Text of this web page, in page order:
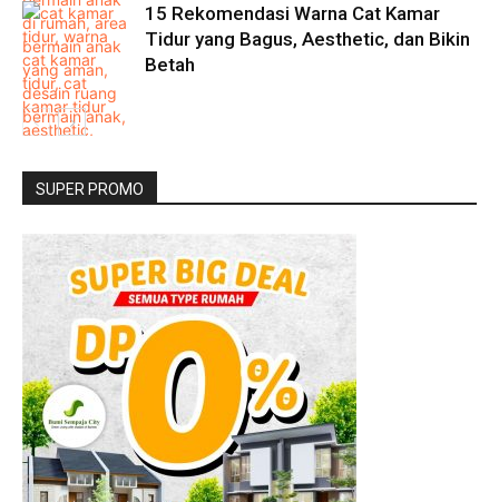
15 Rekomendasi Warna Cat Kamar
Tidur yang Bagus, Aesthetic, dan Bikin
Betah
SUPER PROMO